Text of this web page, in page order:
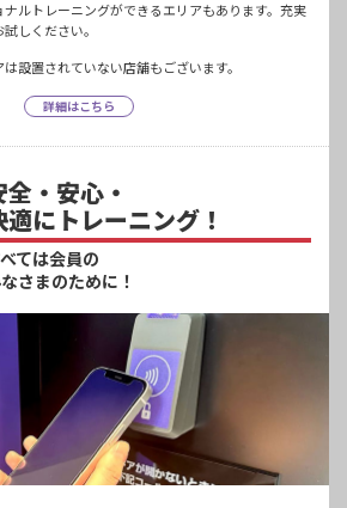
ルトレーニングができるエリアもあります。充実
しください。
設置されていない店舗もございます。
詳細はこちら
全・安心・
適にトレーニング！
ては会員の
さまのために！